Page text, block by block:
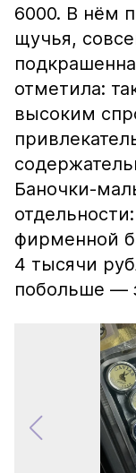
6000. В нём
щучья,
отметила:
высоким
Баночки-
фирменной
4 тысячи
побольше —